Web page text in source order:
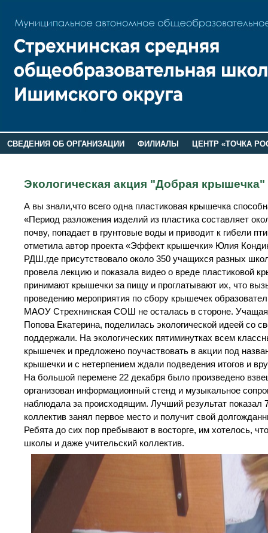
СВЕДЕНИЯ ОБ ОРГАНИЗАЦИИ ФИЛИАЛЫ
ЦЕНТР «ТОЧКА
Экологическая акция "Добрая крышечка"
А вы знали,что всего одна пластиковая крышечка
«Период разложения изделий из пластика составляет
почву, попадает в грунтовые воды и приводит к гибели
отметила автор проекта «Эффект крышечки» Юлия
РДШ,где присутствовало около 350 учащихся разных
провела лекцию и показала видео о вреде пластиковой
принимают крышечки за пищу и проглатывают их, что
проведению мероприятия по сбору крышечек
МАОУ Стрехнинская СОШ не осталась в стороне.
Попова Екатерина, поделилась экологической идеей со
поддержали. На экологических пятиминутках всем
крышечек и предложено поучаствовать в акции под
крышечки и с нетерпением ждали подведения итогов и
На большой перемене 22 декабря было произведено
организован информационный стенд и музыкальное
наблюдала за происходящим. Лучший результат
коллектив занял первое место и получит свой
Ребята до сих пор пребывают в восторге, им хотелось,
школы и даже учительский коллектив.